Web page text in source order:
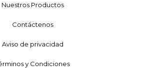
Nuestros Productos
Contáctenos
Aviso de privacidad
y Condiciones